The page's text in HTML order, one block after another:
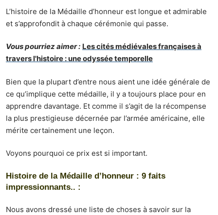
L’histoire de la Médaille d’honneur est longue et admirable
et s’approfondit à chaque cérémonie qui passe.
Vous pourriez aimer : Les cités médiévales françaises à
travers l'histoire : une odyssée temporelle
Bien que la plupart d’entre nous aient une idée générale de
ce qu’implique cette médaille, il y a toujours place pour en
apprendre davantage. Et comme il s’agit de la récompense
la plus prestigieuse décernée par l’armée américaine, elle
mérite certainement une leçon.
Voyons pourquoi ce prix est si important.
Histoire de la Médaille d’honneur : 9 faits
impressionnants.. :
Nous avons dressé une liste de choses à savoir sur la